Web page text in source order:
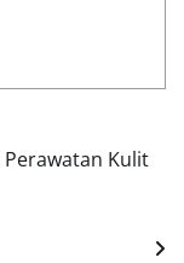
Perawatan Kulit